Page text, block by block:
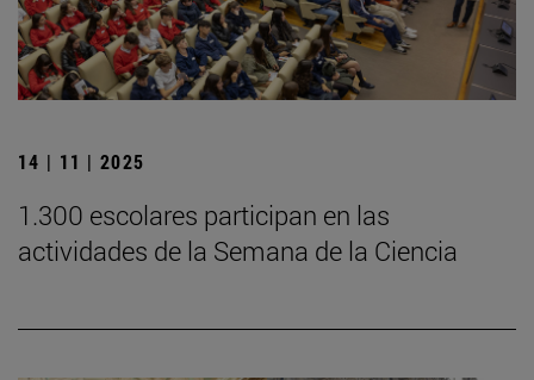
14 | 11 | 2025
1.300 escolares participan en las
actividades de la Semana de la Ciencia